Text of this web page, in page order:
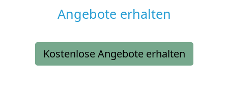
Angebote erhalten
Kostenlose Angebote erhalten